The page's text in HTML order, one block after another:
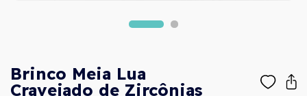
Brinco Meia Lua
Cravejado de Zircônias